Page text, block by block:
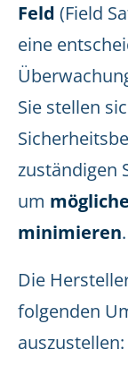
Feld (Field
eine
Sie stellen
zuständigen
um
minimieren.
Die
folgenden
auszustellen: